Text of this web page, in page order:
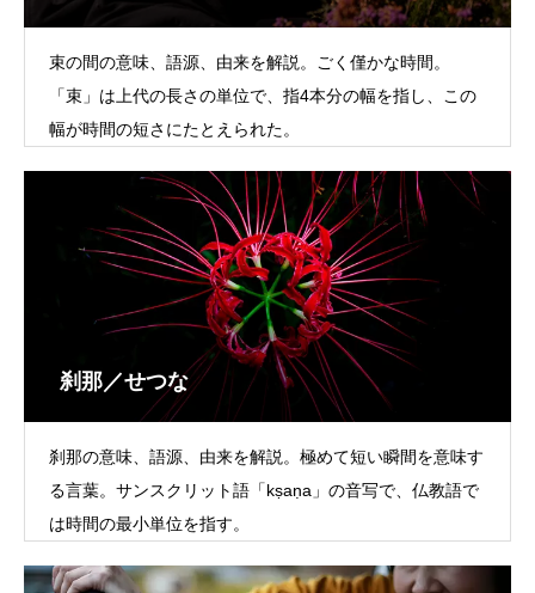
束の間の意味、語源、由来を解説。ごく僅かな時間。
「束」は上代の長さの単位で、指4本分の幅を指し、この
幅が時間の短さにたとえられた。
刹那／せつな
刹那の意味、語源、由来を解説。極めて短い瞬間を意味す
る言葉。サンスクリット語「kṣaṇa」の音写で、仏教語で
は時間の最小単位を指す。